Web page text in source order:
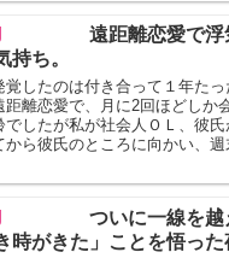
遠距離恋愛で
持ち。
覚したのは付き合って１年た
離恋愛で、月に2回ほどしか
でしたが私が社会人ＯＬ、彼
から彼氏のところに向かい、
ついに一線を
時がきた」ことを悟った